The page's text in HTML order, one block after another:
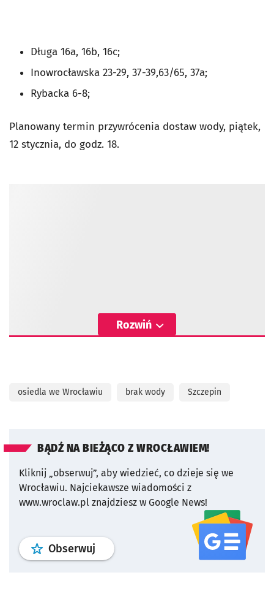
Długa 16a, 16b, 16c;
Inowrocławska 23-29, 37-39,63/65, 37a;
Rybacka 6-8;
Planowany termin przywrócenia dostaw wody, piątek,
12 stycznia, do godz. 18.
Rozwiń
osiedla we Wrocławiu brak wody Szczepin
BĄDŹ NA BIEŻĄCO Z WROCŁAWIEM!
Kliknij „obserwuj”, aby wiedzieć, co dzieje się we
Wrocławiu. Najciekawsze wiadomości z
www.wroclaw.pl znajdziesz w Google News!
Obserwuj profil serwisu